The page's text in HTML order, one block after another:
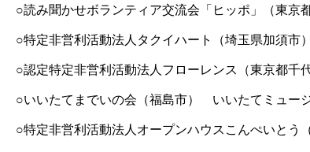
○読み聞かせボランティア交流会「ヒッポ」（東
○特定非営利活動法人タクイハート（埼玉県加須
○認定特定非営利活動法人フローレンス（東京都
○いいたてまでいの会（福島市） いいたてミュー
○特定非営利活動法人オープンハウスこんぺいと